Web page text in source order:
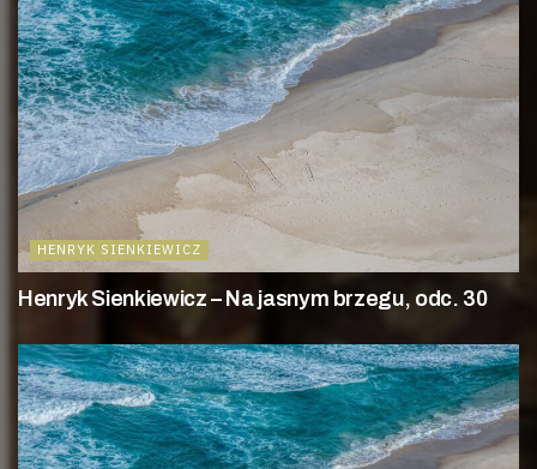
HENRYK SIENKIEWICZ
Henryk Sienkiewicz – Na jasnym brzegu, odc. 30